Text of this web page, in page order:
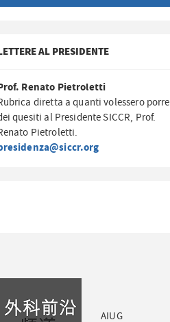
AL PRESIDENTE
Renato Pietroletti
diretta a quanti volessero porre
quesiti al Presidente SICCR, Prof.
Pietroletti.
AIUG